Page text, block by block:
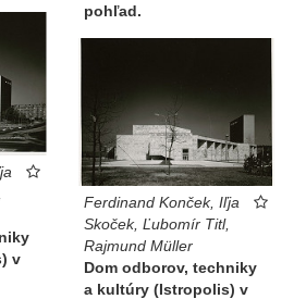
pohľad.
v
Ferdinand Konček, Iľja
Skoček, Ľubomír Titl,
Rajmund Müller
Dom odborov, techniky
a kultúry (Istropolis) v